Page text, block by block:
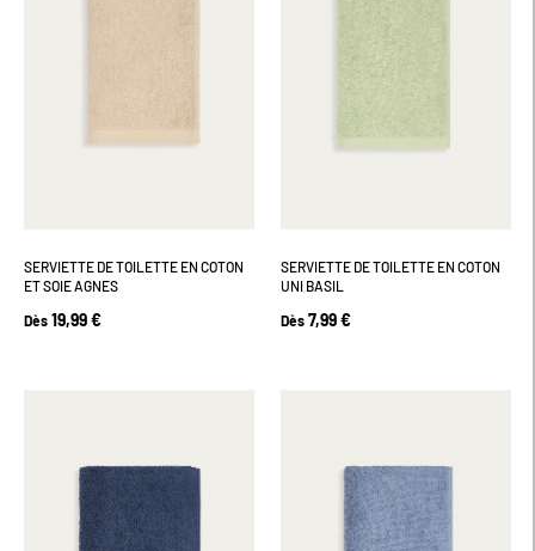
SERVIETTE DE TOILETTE EN COTON
ET SOIE AGNES
Dès 19,99 €
SERVIETTE DE TOILETTE EN COTON
UNI BASIL
Dès 7,99 €